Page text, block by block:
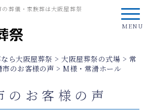
葬儀・家族葬は大阪屋葬祭
MENU
ら大阪屋葬祭 > 大阪屋葬祭の式場 > 常
市のお客様の声 > M様・常滑ホール
のお客様の声